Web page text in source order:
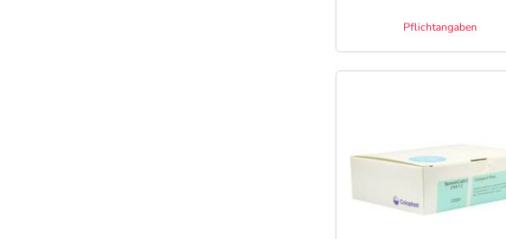
Pflichtangaben